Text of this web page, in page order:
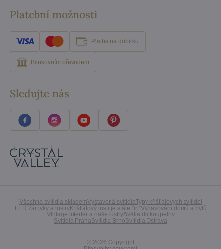
Platební možnosti
Platba na dobírku
Bankovním převodem
Sledujte nás
Všechna svítidla sklademVystavená svítidlaTypy křišťálových svítidel
LED žárovky a lustryKřišťálový lustr je stále "in"Vybavování domů a bytů
Vintage interiér a naše lustrySvětla do koupelny
Svítidla PrahaSvítidla BrnoSvítidla Ostrava
© 2026 Copyright